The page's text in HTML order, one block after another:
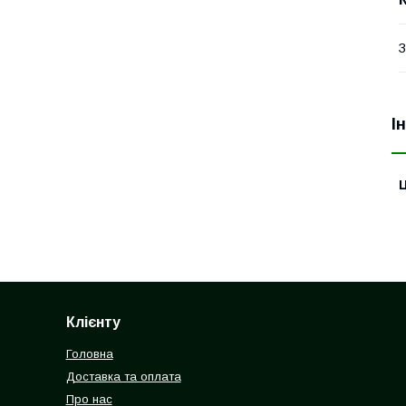
Клієнту
Головна
Доставка та оплата
Про нас